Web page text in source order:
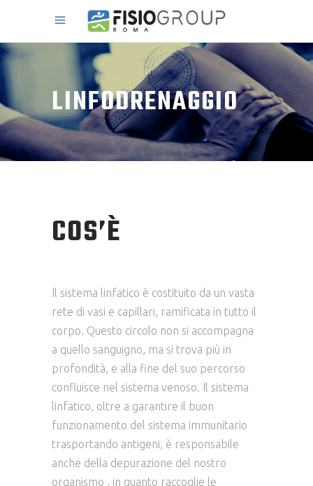
LINFODRENAGGIO
COS’È
Il sistema linfatico è costituito da un vasta
rete di vasi e capillari, ramificata in tutto il
corpo. Questo circolo non si accompagna
a quello sanguigno, ma si trova più in
profondità, e alla fine del suo percorso
confluisce nel sistema venoso. Il sistema
linfatico, oltre a garantire il buon
funzionamento del sistema immunitario
trasportando antigeni, è responsabile
anche della depurazione del nostro
organismo , in quanto raccoglie le